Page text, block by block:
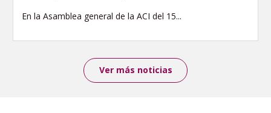
En la Asamblea general de la ACI del 15...
Ver más noticias